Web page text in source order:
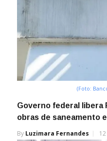
(Foto:
Governo federal libera
obras de saneamento
By Luzimara Fernandes